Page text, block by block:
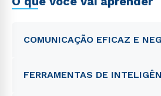
COMUNICAÇÃO EFICAZ E
FERRAMENTAS DE